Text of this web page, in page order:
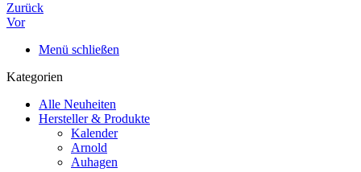
Zurück
Vor
Menü schließen
Kategorien
Alle Neuheiten
Hersteller & Produkte
Kalender
Arnold
Auhagen